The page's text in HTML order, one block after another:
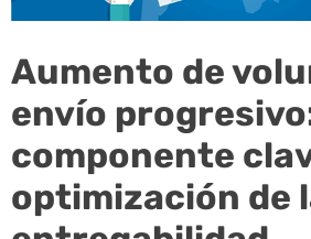
Aumento de
envío
componente
optimización de